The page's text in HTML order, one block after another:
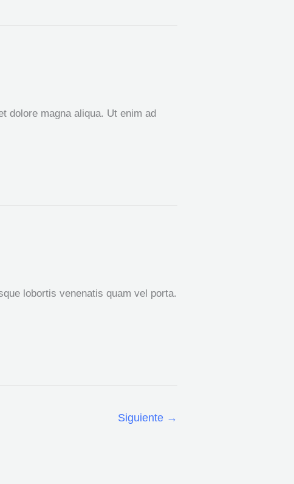
dolore magna aliqua. Ut enim ad
lobortis venenatis quam vel porta.
Siguiente →